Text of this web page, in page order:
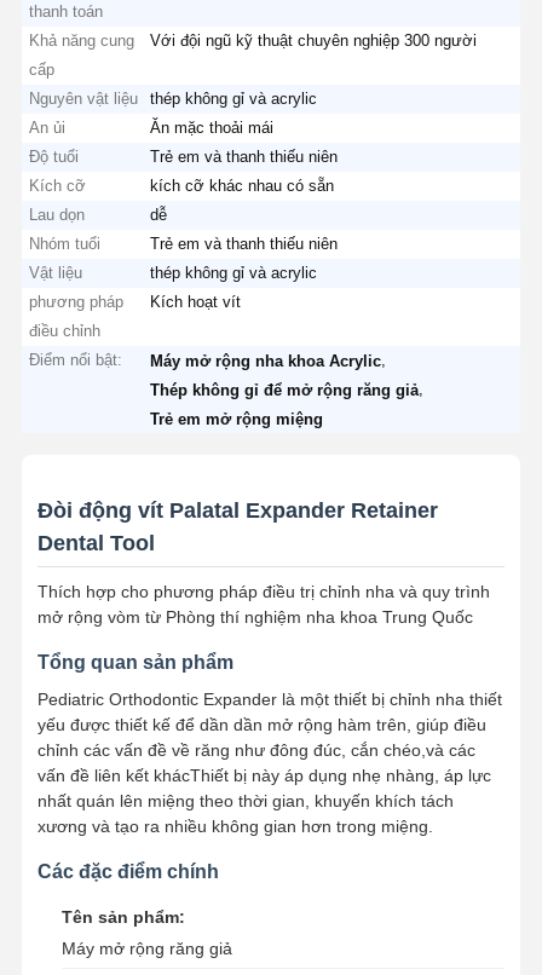
thanh toán
Khả năng cung
cấp
Với đội ngũ kỹ thuật chuyên nghiệp 300 người
Nguyên vật liệu
thép không gỉ và acrylic
An ủi
Ăn mặc thoải mái
Độ tuổi
Trẻ em và thanh thiếu niên
Kích cỡ
kích cỡ khác nhau có sẵn
Lau dọn
dễ
Nhóm tuổi
Trẻ em và thanh thiếu niên
Vật liệu
thép không gỉ và acrylic
phương pháp
điều chỉnh
Kích hoạt vít
Điểm nổi bật: Máy mở rộng nha khoa Acrylic
Thép không gỉ để mở rộng răng giả
Trẻ em mở rộng miệng
Đòi động vít Palatal Expander Retainer
Dental Tool
Thích hợp cho phương pháp điều trị chỉnh nha và quy trình
mở rộng vòm từ Phòng thí nghiệm nha khoa Trung Quốc
Tổng quan sản phẩm
Pediatric Orthodontic Expander là một thiết bị chỉnh nha thiết
yếu được thiết kế để dần dần mở rộng hàm trên, giúp điều
chỉnh các vấn đề về răng như đông đúc, cắn chéo,và các
vấn đề liên kết khácThiết bị này áp dụng nhẹ nhàng, áp lực
nhất quán lên miệng theo thời gian, khuyến khích tách
xương và tạo ra nhiều không gian hơn trong miệng.
Các đặc điểm chính
Tên sản phẩm:
Máy mở rộng răng giả